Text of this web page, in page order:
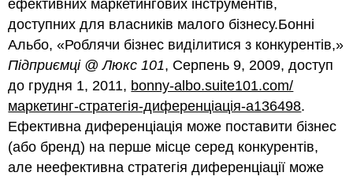
ефективних маркетингових інструментів,
доступних для власників малого бізнесу.Бонні
Альбо, «Роблячи бізнес виділитися з конкурентів,»
Підприємці @ Люкс 101, Серпень 9, 2009, доступ
до грудня 1, 2011, bonny-albo.suite101.com/
маркетинг-стратегія-диференціація-a136498.
Ефективна диференціація може поставити бізнес
(або бренд) на перше місце серед конкурентів,
але неефективна стратегія диференціації може